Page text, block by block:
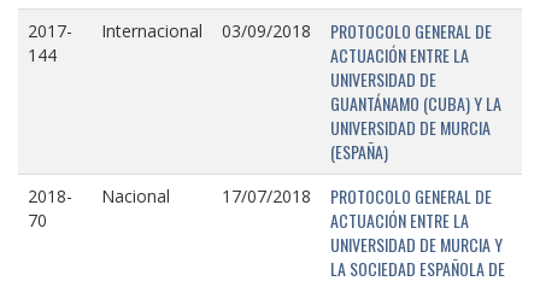
2017-
144
Internacional 03/09/2018
PROTOCOLO GENERAL DE
ACTUACIÓN ENTRE LA
UNIVERSIDAD DE
GUANTÁNAMO (CUBA) Y LA
UNIVERSIDAD DE MURCIA
(ESPAÑA)
2018-
70
Nacional 17/07/2018
PROTOCOLO GENERAL DE
ACTUACIÓN ENTRE LA
UNIVERSIDAD DE MURCIA Y
LA SOCIEDAD ESPAÑOLA DE